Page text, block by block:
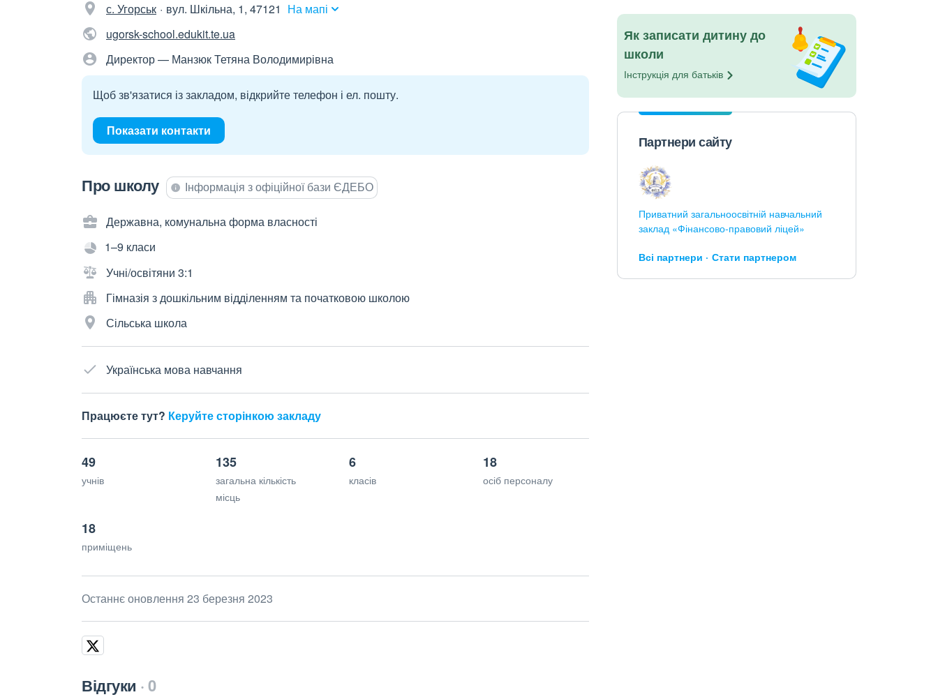
с. Угорськ вул. Шкільна, 1, 47121 На мапі
ugorsk-school.edukit.te.ua
Директор — Манзюк Тетяна Володимирівна
Щоб зв'язатися із закладом, відкрийте телефон і ел. пошту.
Показати контакти
Про школу Інформація з офіційної бази ЄДЕБО
Державна, комунальна форма власності
1–9 класи
Учні/освітяни 3:1
Гімназія з дошкільним відділенням та початковою школою
Сільська школа
Українська мова навчання
Працюєте тут? Керуйте сторінкою закладу
49
учнів
135
загальна кількість
місць
6
класів
18
осіб персоналу
18
приміщень
Останнє оновлення 23 березня 2023
Відгуки 0
Як записати дитину до
школи
Інструкція для батьків
Партнери сайту
Приватний загальноосвітній навчальний
заклад «Фінансово-правовий ліцей»
Всі партнери Стати партнером